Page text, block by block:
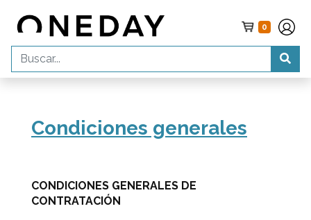
0
Condiciones generales
CONDICIONES GENERALES DE
CONTRATACIÓN